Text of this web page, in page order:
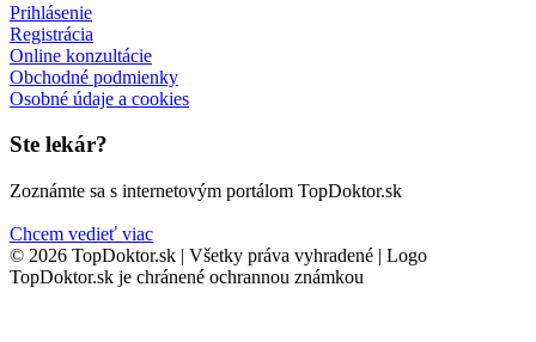
Prihlásenie
Registrácia
Online konzultácie
Obchodné podmienky
Osobné údaje a cookies
Ste lekár?
Zoznámte sa s internetovým portálom TopDoktor.sk
Chcem vedieť viac
© 2026 TopDoktor.sk | Všetky práva vyhradené | Logo
TopDoktor.sk je chránené ochrannou známkou